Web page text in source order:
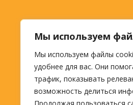
Мы используем
Мы используем файлы
удобнее для вас. Они
трафик, показывать
возможность делиться